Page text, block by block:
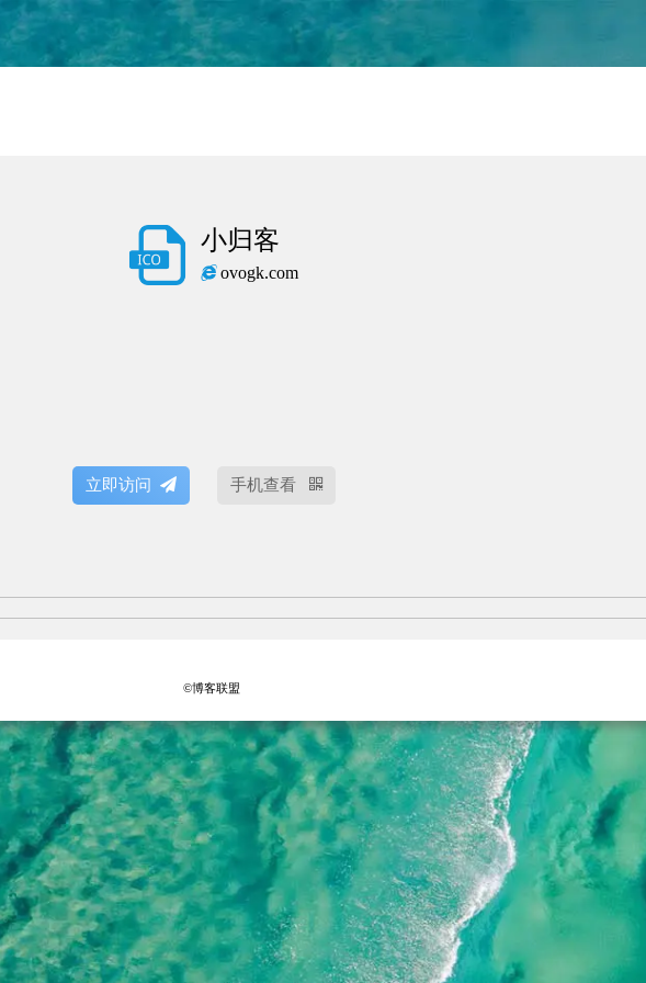
小归客
ovogk.com
立即访问 手机查看
©博客联盟